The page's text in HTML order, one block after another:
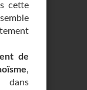
cette
de
,
dans